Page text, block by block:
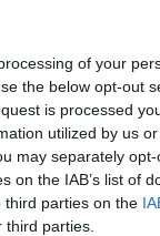
of your
the below opt-out
is processed
utilized by us
may separately
on the IAB’s list of
third parties on the
parties.
au
1.3k
1.3k
4